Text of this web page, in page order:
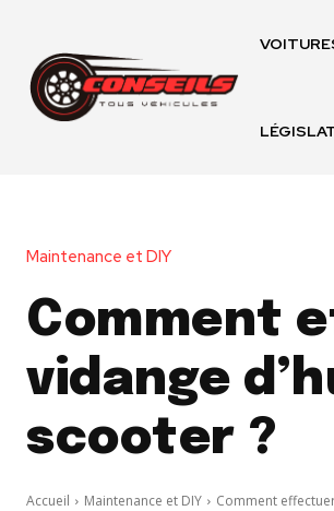
Maintenance et DIY
Comment
vidange
scooter ?
Accueil Maintenance et DIY Comment